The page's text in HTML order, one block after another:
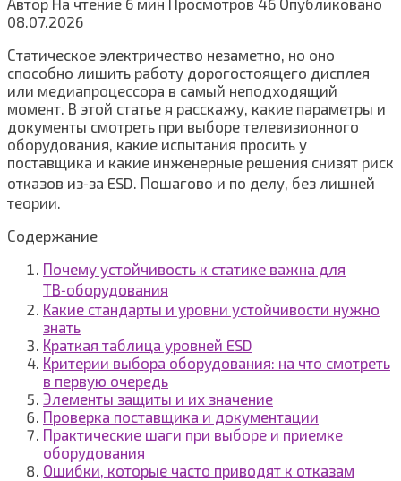
Автор На чтение 6 мин Просмотров 46 Опубликовано
08.07.2026
Статическое электричество незаметно, но оно
способно лишить работу дорогостоящего дисплея
или медиапроцессора в самый неподходящий
момент. В этой статье я расскажу, какие параметры и
документы смотреть при выборе телевизионного
оборудования, какие испытания просить у
поставщика и какие инженерные решения снизят риск
отказов из‑за ESD. Пошагово и по делу, без лишней
теории.
Содержание
Почему устойчивость к статике важна для
ТВ‑оборудования
Какие стандарты и уровни устойчивости нужно
знать
Краткая таблица уровней ESD
Критерии выбора оборудования: на что смотреть
в первую очередь
Элементы защиты и их значение
Проверка поставщика и документации
Практические шаги при выборе и приемке
оборудования
Ошибки, которые часто приводят к отказам